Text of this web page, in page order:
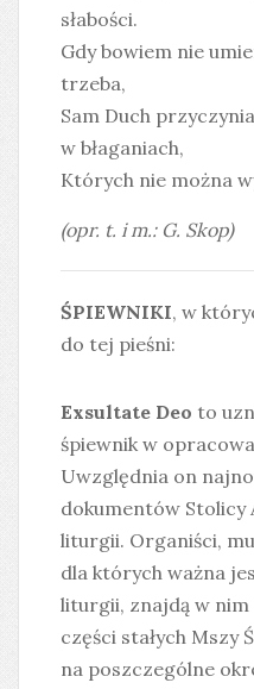
słabości.
Gdy bowiem nie
trzeba,
Sam Duch
w błaganiach,
Których nie można
(opr. t. i m.: G. Skop)
ŚPIEWNIKI, w
do tej pieśni:
Exsultate Deo to
śpiewnik w
Uwzględnia on
dokumentów
liturgii. Organiści,
dla których ważna
liturgii, znajdą w
części stałych Mszy
na poszczególne